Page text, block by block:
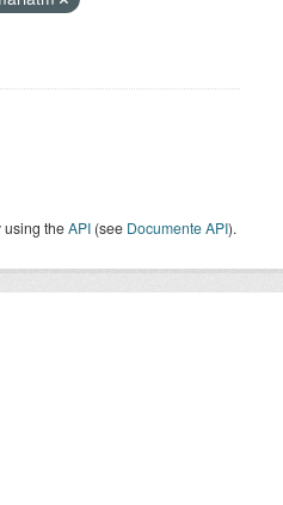
using theAPI (see Documente API).